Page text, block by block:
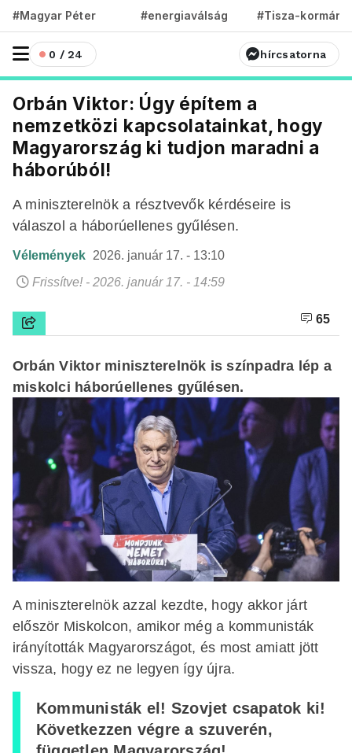
#Magyar Péter #energiaválság #Tisza-kormány
0 / 24 hírcsatorna
Orbán Viktor: Úgy építem a
nemzetközi kapcsolatainkat, hogy
Magyarország ki tudjon maradni a
háborúból!
A miniszterelnök a résztvevők kérdéseire is
válaszol a háborúellenes gyűlésen.
Vélemények 2026. január 17. - 13:10
Frissítve! - 2026. január 17. - 14:59
65
Orbán Viktor miniszterelnök is színpadra lép a
miskolci háborúellenes gyűlésen.
A miniszterelnök azzal kezdte, hogy akkor járt
először Miskolcon, amikor még a kommunisták
irányították Magyarországot, és most amiatt jött
vissza, hogy ez ne legyen így újra.
Kommunisták el! Szovjet csapatok ki!
Következzen végre a szuverén,